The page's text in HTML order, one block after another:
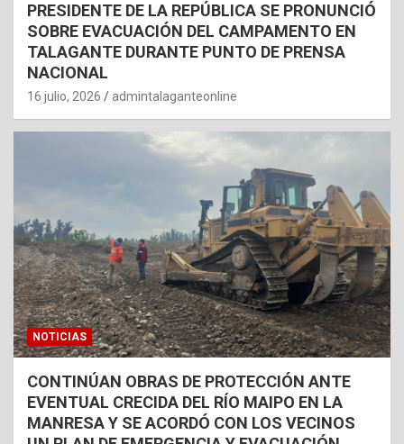
PRESIDENTE DE LA REPÚBLICA SE PRONUNCIÓ
SOBRE EVACUACIÓN DEL CAMPAMENTO EN
TALAGANTE DURANTE PUNTO DE PRENSA
NACIONAL
16 julio, 2026 admintalaganteonline
NOTICIAS
CONTINÚAN OBRAS DE PROTECCIÓN ANTE
EVENTUAL CRECIDA DEL RÍO MAIPO EN LA
MANRESA Y SE ACORDÓ CON LOS VECINOS